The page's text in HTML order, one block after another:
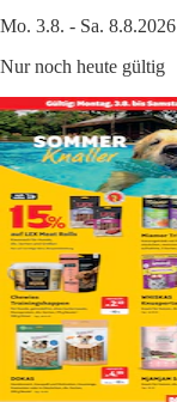
Mo. 3.8. - Sa. 8.8.2026
Nur noch heute gültig